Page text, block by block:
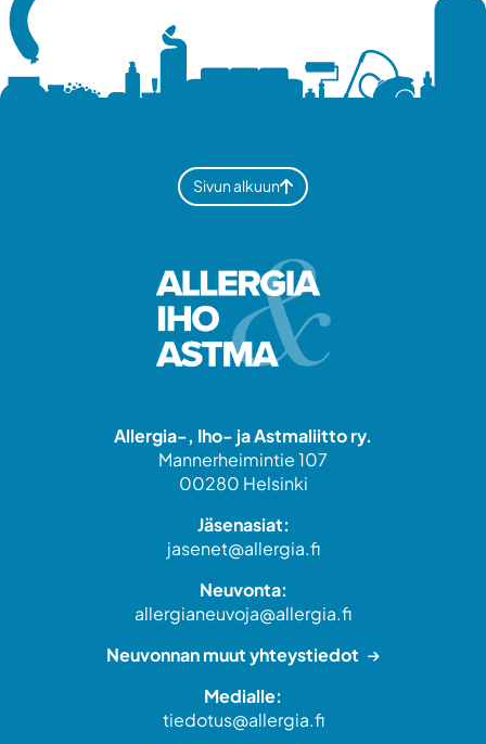
Sivun alkuun
Allergia-, Iho- ja Astmaliitto ry.
Mannerheimintie 107
00280 Helsinki
Jäsenasiat:
jasenet@allergia.fi
Neuvonta:
allergianeuvoja@allergia.fi
Neuvonnan muut yhteystiedot
Medialle:
tiedotus@allergia.fi